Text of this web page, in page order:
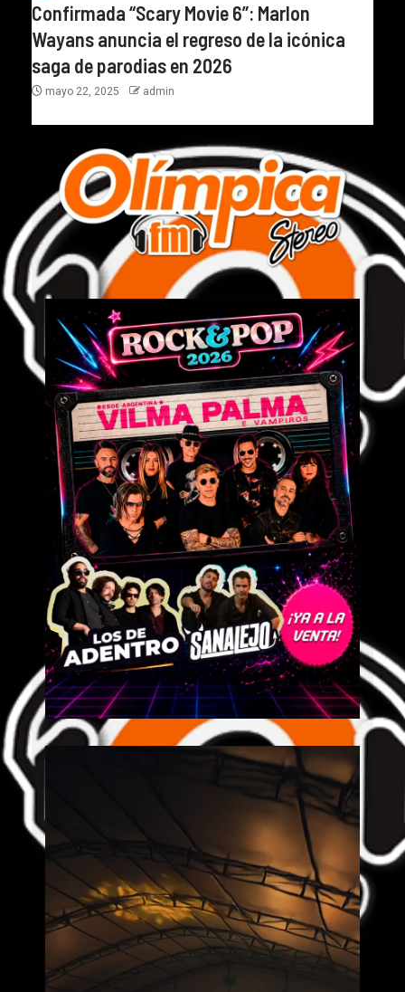
Confirmada “Scary Movie 6”: Marlon
Wayans anuncia el regreso de la icónica
saga de parodias en 2026
mayo 22, 2025 admin